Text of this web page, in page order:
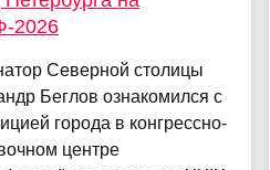
2026
Северной столицы
Беглов ознакомился с
города в конгрессно-
центре